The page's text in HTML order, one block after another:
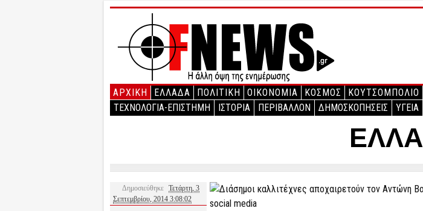
ΑΡΧΙΚΉ ΕΛΛΑΔΑ ΠΟΛΙΤΙΚΗ ΟΙΚΟΝΟΜΙΑ ΚΟΣΜΟΣ ΚΟΥΤΣΟΜΠΟΛΙΟ
ΤΕΧΝΟΛΟΓΙΑ-ΕΠΙΣΤΗΜΗ
ΙΣΤΟΡΙΑ ΠΕΡΙΒΑΛΛΟΝ ΔΗΜΟΣΚΟΠΗΣΕΙΣ ΥΓΕΙΑ
Δημοσιεύθηκε Τετάρτη, 3
Σεπτεμβρίου, 2014 3:08:02